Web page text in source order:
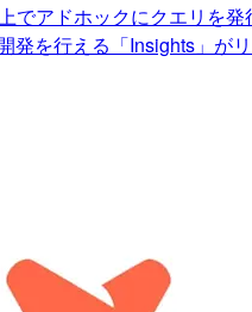
でアドホックにクエリを発
発を行える「Insights」が